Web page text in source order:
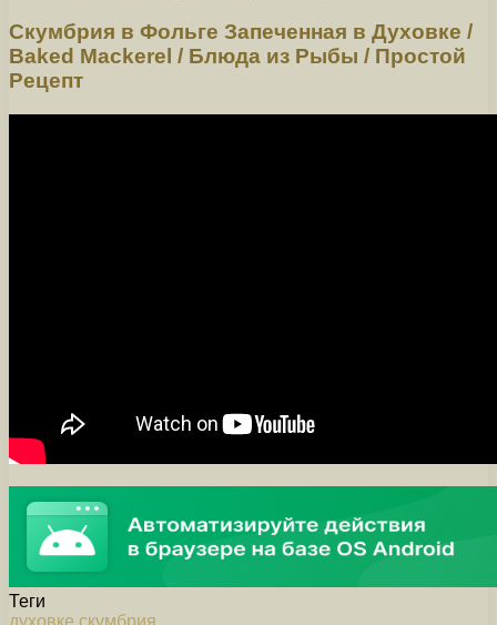
Скумбрия в Фольге Запеченная в Духовке /
Baked Mackerel / Блюда из Рыбы / Простой
Рецепт
Теги
духовке скумбрия